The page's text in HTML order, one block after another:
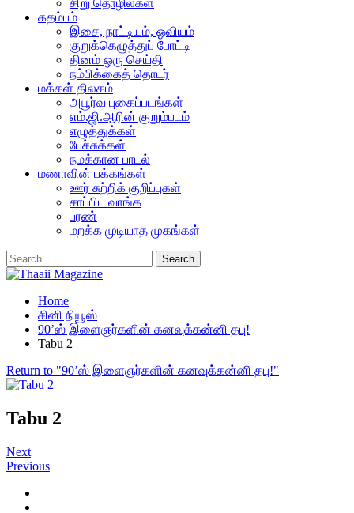
சிறு தொழில்கள்
கதம்பம்
இசை, நாட்டியம், ஓவியம்
குறுக்கெழுத்துப் போட்டி
தினம் ஒரு செய்தி
நம்பிக்கைத் தொடர்
மக்கள் திலகம்
அபூர்வ புகைப்படங்கள்
எம்.ஜி.ஆரின் குறும்படம்
எழுத்துக்கள்
பேச்சுக்கள்
நமக்கான பாடல்
மணாவின் பக்கங்கள்
ஊர் சுற்றிக் குறிப்புகள்
சாப்பிட வாங்க
பரண்
மறக்க முடியாத முகங்கள்
Home
சினி நியூஸ்
90’ஸ் இளைஞர்களின் கனவுக்கன்னி தபு!
Tabu 2
Return to "90’ஸ் இளைஞர்களின் கனவுக்கன்னி தபு!"
Tabu 2
Next
Previous